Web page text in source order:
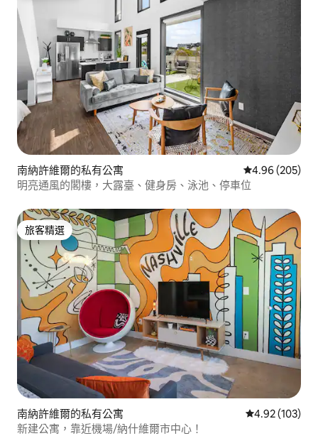
南納許維爾的私有公寓 從 205 則評價
4.96 (205)
明亮通風的閣樓，大露臺、健身房、泳池、停車位
旅客精選
旅客精選
南納許維爾的私有公寓 從 103 則評價
4.92 (103)
新建公寓，靠近機場/納什維爾市中心！